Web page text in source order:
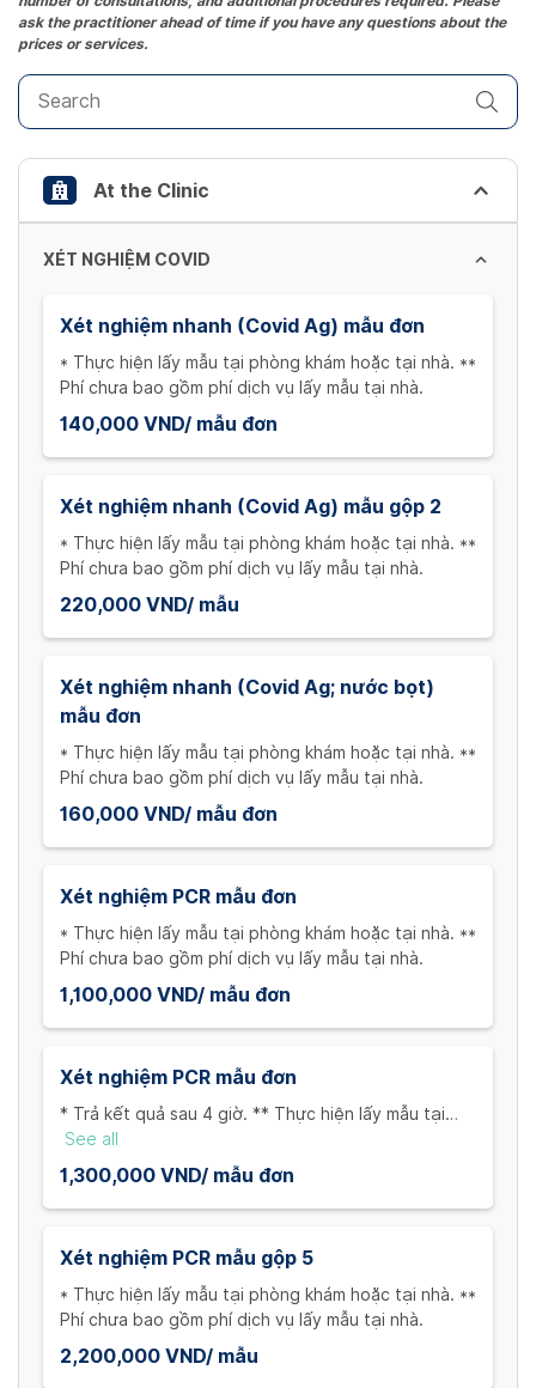
key
to
get
the
keyboard
shortcuts
for
changing
dates.
ask the practitioner ahead of time if you have any questions about the
prices or services.
At the Clinic
XÉT NGHIỆM COVID
Xét nghiệm nhanh (Covid Ag) mẫu đơn
* Thực hiện lấy mẫu tại phòng khám hoặc tại nhà. **
Phí chưa bao gồm phí dịch vụ lấy mẫu tại nhà.
140,000 VND/ mẫu đơn
Xét nghiệm nhanh (Covid Ag) mẫu gộp 2
* Thực hiện lấy mẫu tại phòng khám hoặc tại nhà. **
Phí chưa bao gồm phí dịch vụ lấy mẫu tại nhà.
220,000 VND/ mẫu
Xét nghiệm nhanh (Covid Ag; nước bọt)
mẫu đơn
* Thực hiện lấy mẫu tại phòng khám hoặc tại nhà. **
Phí chưa bao gồm phí dịch vụ lấy mẫu tại nhà.
160,000 VND/ mẫu đơn
Xét nghiệm PCR mẫu đơn
* Thực hiện lấy mẫu tại phòng khám hoặc tại nhà. **
Phí chưa bao gồm phí dịch vụ lấy mẫu tại nhà.
1,100,000 VND/ mẫu đơn
Xét nghiệm PCR mẫu đơn
* Trả kết quả sau 4 giờ. ** Thực hiện lấy mẫu tại
phòng khám hoặc tại nhà. *** Phí chưa bao gồm phí
dịch vụ lấy mẫu tại nhà.
See all
1,300,000 VND/ mẫu đơn
Xét nghiệm PCR mẫu gộp 5
* Thực hiện lấy mẫu tại phòng khám hoặc tại nhà. **
Phí chưa bao gồm phí dịch vụ lấy mẫu tại nhà.
2,200,000 VND/ mẫu